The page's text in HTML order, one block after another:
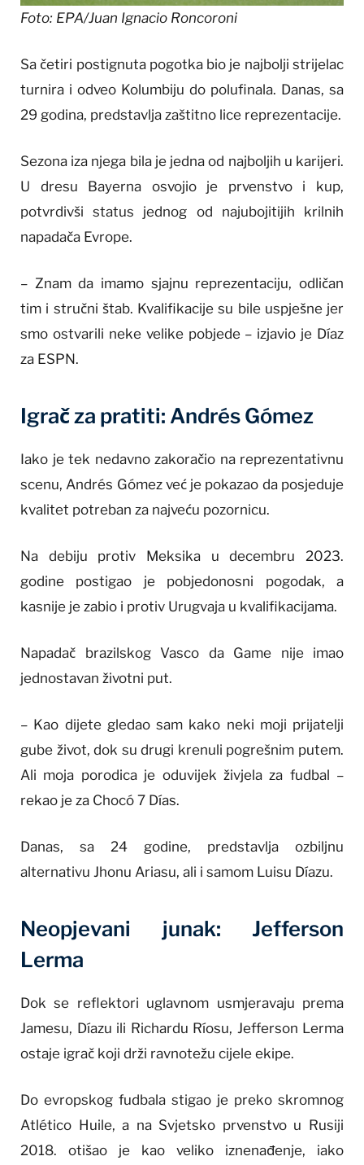
Foto: EPA/Juan Ignacio Roncoroni
Sa četiri postignuta pogotka bio je najbolji strijelac
turnira i odveo Kolumbiju do polufinala. Danas, sa
29 godina, predstavlja zaštitno lice reprezentacije.
Sezona iza njega bila je jedna od najboljih u karijeri.
U dresu Bayerna osvojio je prvenstvo i kup,
potvrdivši status jednog od najubojitijih krilnih
napadača Evrope.
– Znam da imamo sjajnu reprezentaciju, odličan
tim i stručni štab. Kvalifikacije su bile uspješne jer
smo ostvarili neke velike pobjede – izjavio je Díaz
za ESPN.
Igrač za pratiti: Andrés Gómez
Iako je tek nedavno zakoračio na reprezentativnu
scenu, Andrés Gómez već je pokazao da posjeduje
kvalitet potreban za najveću pozornicu.
Na debiju protiv Meksika u decembru 2023.
godine postigao je pobjedonosni pogodak, a
kasnije je zabio i protiv Urugvaja u kvalifikacijama.
Napadač brazilskog Vasco da Game nije imao
jednostavan životni put.
– Kao dijete gledao sam kako neki moji prijatelji
gube život, dok su drugi krenuli pogrešnim putem.
Ali moja porodica je oduvijek živjela za fudbal –
rekao je za Chocó 7 Días.
Danas, sa 24 godine, predstavlja ozbiljnu
alternativu Jhonu Ariasu, ali i samom Luisu Díazu.
Neopjevani junak: Jefferson
Lerma
Dok se reflektori uglavnom usmjeravaju prema
Jamesu, Díazu ili Richardu Ríosu, Jefferson Lerma
ostaje igrač koji drži ravnotežu cijele ekipe.
Do evropskog fudbala stigao je preko skromnog
Atlético Huile, a na Svjetsko prvenstvo u Rusiji
2018. otišao je kao veliko iznenađenje, iako